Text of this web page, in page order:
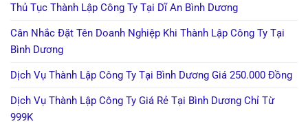
Thủ Tục Thành Lập Công Ty Tại Dĩ An Bình Dương
Cân Nhắc Đặt Tên Doanh Nghiệp Khi Thành Lập Công Ty Tại
Bình Dương
Dịch Vụ Thành Lập Công Ty Tại Bình Dương Giá 250.000 Đồng
Dịch Vụ Thành Lập Công Ty Giá Rẻ Tại Bình Dương Chỉ Từ
999K